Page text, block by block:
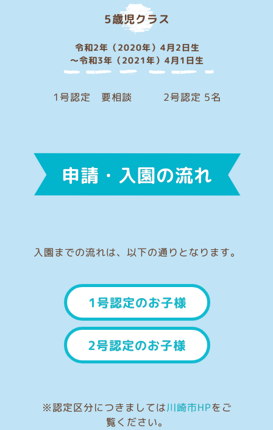
5歳児クラス
令和2年（2020年）4月2日生
〜令和3年（2021年）4月1日生
1号認定 要相談 2号認定 5名
申請・入園の流れ
入園までの流れは、以下の通りとなります。
1号認定のお子様
2号認定のお子様
※認定区分につきましては川崎市HPをご
覧ください。